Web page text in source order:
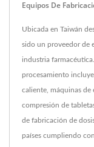
Equipos De
Ubicada en Taiwán
sido un proveedor de
industria
procesamiento
caliente, máquinas
compresión de
de fabricación de
países cumpliendo